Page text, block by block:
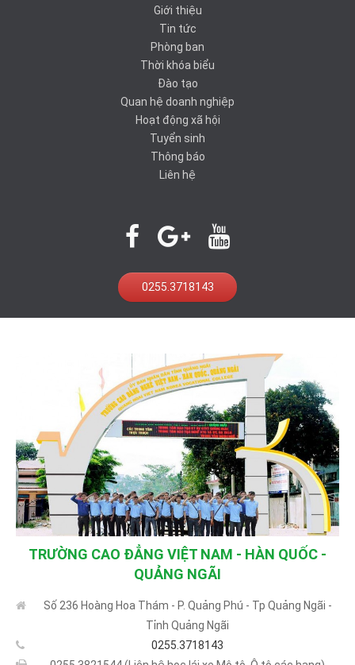
Giới thiệu
Tin tức
Phòng ban
Thời khóa biểu
Đào tạo
Quan hệ doanh nghiệp
Hoạt động xã hội
Tuyển sinh
Thông báo
Liên hệ
0255.3718143
TRƯỜNG CAO ĐẲNG VIỆT NAM - HÀN QUỐC -
QUẢNG NGÃI
Số 236 Hoàng Hoa Thám - P. Quảng Phú - Tp Quảng Ngãi -
Tỉnh Quảng Ngãi
0255.3718143